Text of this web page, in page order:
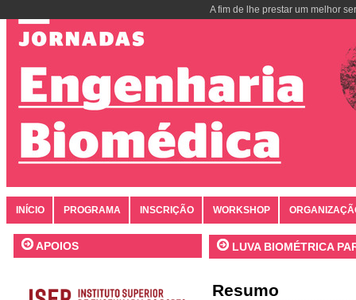
A fim de lhe prestar um melhor
INÍCIO PROGRAMA INSCRIÇÃO WORKSHOP
APOIOS LUVA BIOMÉTRICA
Resumo